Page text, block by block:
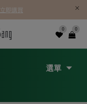
0 0
立即購買
選單